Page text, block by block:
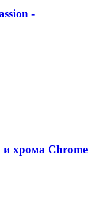
-
хрома Chrome